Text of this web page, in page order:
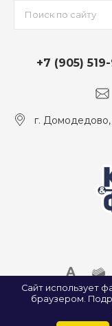
+7 (905)
г.
© 2026 ООО
ИП
Сайт использует
браузером.